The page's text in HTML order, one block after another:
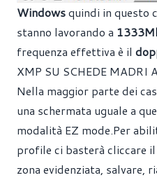
Windowsquindi in questo
stanno lavorando a
frequenza effettiva è il
XMP SU SCHEDE MADRI
Nella maggior parte dei
una schermata uguale a
modalità EZ mode.Per
profile ci basterà cliccare
zona evidenziata, salvare,